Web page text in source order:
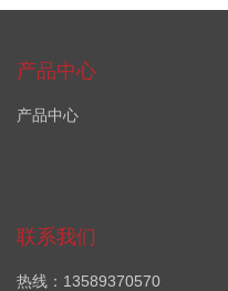
产品中心
产品中心
联系我们
热线：13589370570